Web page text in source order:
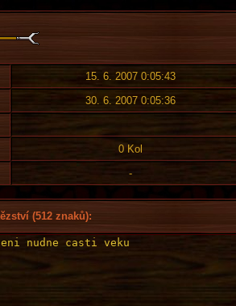
15. 6. 2007 0:05:43
30. 6. 2007 0:05:36
0 Kol
-
(512 znaků):